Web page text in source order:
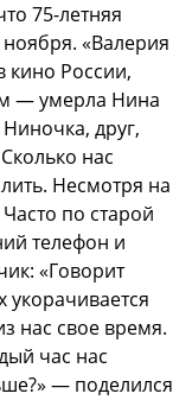
75-летняя
«Валерия
кино России,
— умерла Нина
друг,
нас
Несмотря на
по старой
телефон и
«Говорит
укорачивается
нас свое время.
час нас
— поделился